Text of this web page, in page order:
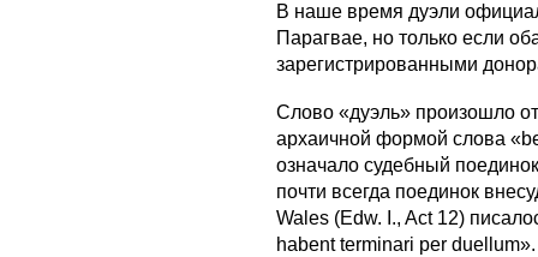
В наше время дуэли
Парагвае, но только если
зарегистрированными
Слово «дуэль» произошло
архаичной формой слова
означало судебный
почти всегда поединок
Wales (Edw. I., Act 12)
habent terminari per